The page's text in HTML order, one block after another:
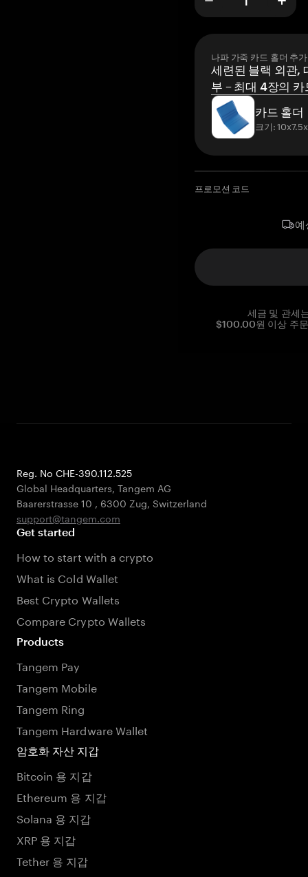
나파 가죽 카드 홀더 추가
세련된 블랙 외관,
부 – 최대 4장의
카드 홀더
크기:
프로모션 코드
예
세금 및 관세
$100.00원 이상 주
Reg. No CHE-390.112.525
Global Headquarters, Tangem AG
Baarerstrasse 10 , 6300 Zug, Switzerland
support@tangem.com
Get started
How to start with a crypto
What is Cold Wallet
Best Crypto Wallets
Compare Crypto Wallets
Products
Tangem Pay
Tangem Mobile
Tangem Ring
Tangem Hardware Wallet
암호화 자산 지갑
Bitcoin 용 지갑
Ethereum 용 지갑
Solana 용 지갑
XRP 용 지갑
Tether 용 지갑